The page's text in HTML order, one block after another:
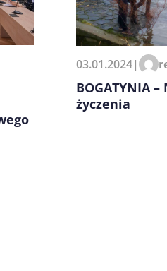
03.01.2024|
BOGATYNIA –
życzenia